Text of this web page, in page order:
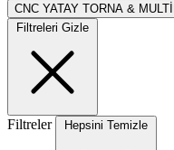
CNC YATAY TORNA &
Filtreleri Gizle
Filtreler Hepsini Temizle